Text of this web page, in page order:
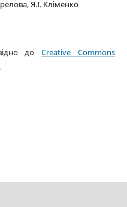
Я.І. Кліменко
доCreative Commons